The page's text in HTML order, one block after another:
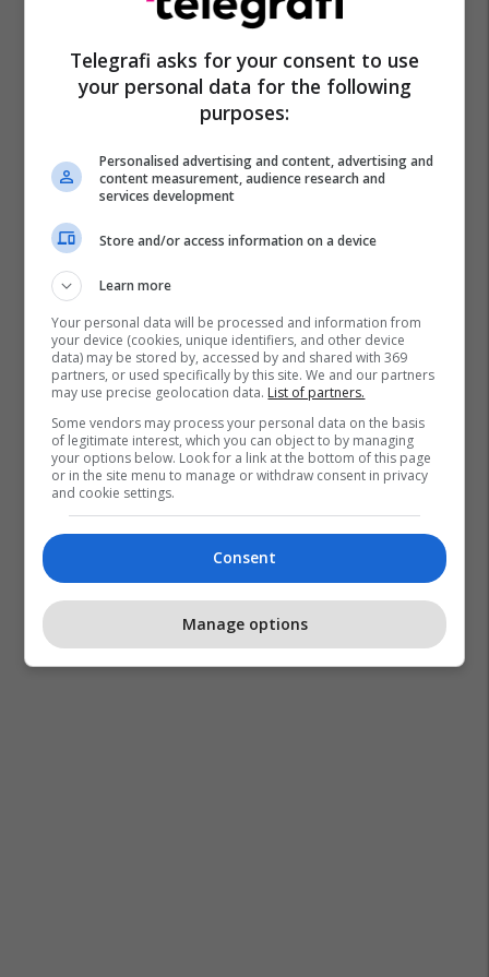
Telegrafi asks for your consent to use
your personal data for the following
purposes:
Personalised advertising and content, advertising and
content measurement, audience research and
services development
Store and/or access information on a device
Learn more
Your personal data will be processed and information from
your device (cookies, unique identifiers, and other device
data) may be stored by, accessed by and shared with 369
partners, or used specifically by this site. We and our partners
may use precise geolocation data. List of partners.
Some vendors may process your personal data on the basis
of legitimate interest, which you can object to by managing
your options below. Look for a link at the bottom of this page
or in the site menu to manage or withdraw consent in privacy
and cookie settings.
Consent
Manage options